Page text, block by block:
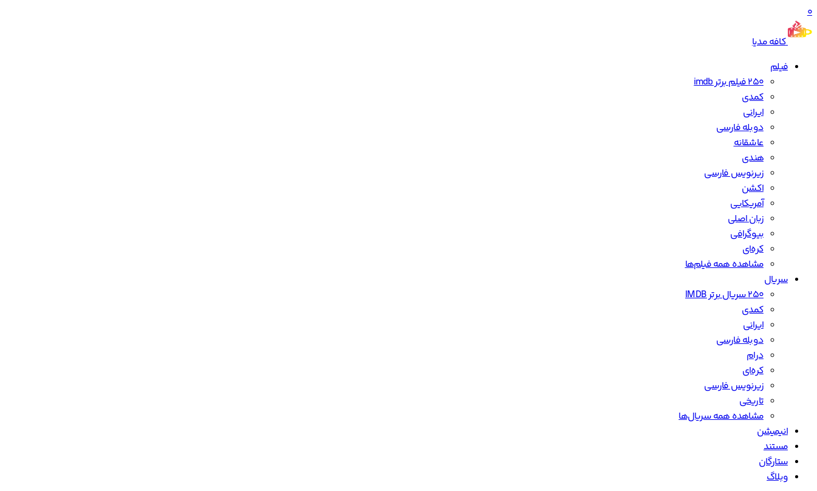
0
کافه مدیا
فیلم
250 فیلم برتر imdb
کمدی
ایرانی
دوبله فارسی
عاشقانه
هندی
زیرنویس فارسی
اکشن
آمریکایی
زبان اصلی
بیوگرافی
کره‌ای
مشاهده همه فیلم‌ها
سریال
۲۵۰ سریال برتر IMDB
کمدی
ایرانی
دوبله فارسی
درام
کره‌ای
زیرنویس فارسی
تاریخی
مشاهده همه سریال‌ها
انیمیشن
مستند
ستارگان
وبلاگ